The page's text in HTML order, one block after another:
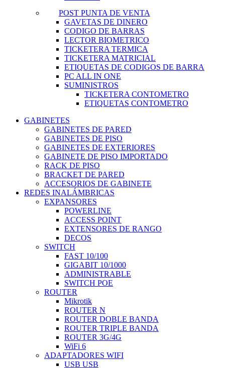
POST PUNTA DE VENTA
GAVETAS DE DINERO
CODIGO DE BARRAS
LECTOR BIOMETRICO
TICKETERA TERMICA
TICKETERA MATRICIAL
ETIQUETAS DE CODIGOS DE BARRA
PC ALL IN ONE
SUMINISTROS
TICKETERA CONTOMETRO
ETIQUETAS CONTOMETRO
GABINETES
GABINETES DE PARED
GABINETES DE PISO
GABINETES DE EXTERIORES
GABINETE DE PISO IMPORTADO
RACK DE PISO
BRACKET DE PARED
ACCESORIOS DE GABINETE
REDES INALÁMBRICAS
EXPANSORES
POWERLINE
ACCESS POINT
EXTENSORES DE RANGO
DECOS
SWITCH
FAST 10/100
GIGABIT 10/1000
ADMINISTRABLE
SWITCH POE
ROUTER
Mikrotik
ROUTER N
ROUTER DOBLE BANDA
ROUTER TRIPLE BANDA
ROUTER 3G/4G
WiFi 6
ADAPTADORES WIFI
USB USB